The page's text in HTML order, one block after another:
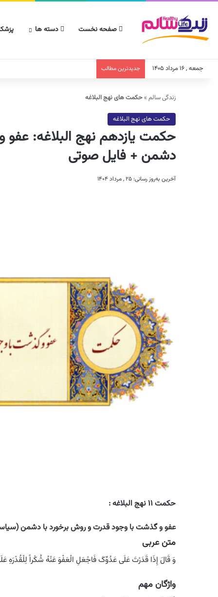
صفحه نخست دسته ها
جمعه , ۱۶ مرداد ۱۴۰۵ جدیدترین مطالب
زندگی سالم »حکمت های نهج البلاغه
حکمت های نهج البلاغه
حکمت یازدهم نهج البلاغه:
دشمن + فایل صوتی
آخرین به‌روز رسانی: ۲۵ , مرداد ۱۴۰۴
حکمت ۱۱ نهج البلاغه :
عفو و گذشت با وجود قدرت و روش برخورد با دشمن
متن عربی
وَ قَالَ إِذَا قَدَرْتَ عَلَى عَدُوِّکَ فَاجْعَلِ الْعَفْوَ عَنْهُ شُکْراً لِلْقُدْرَهِ
واژگان مهم